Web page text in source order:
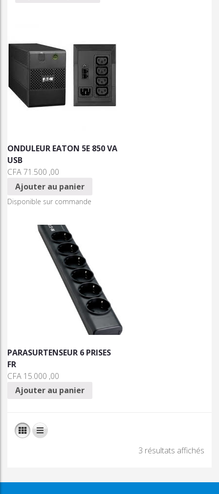
ONDULEUR EATON 5E 850 VA
USB
CFA71.500 ,00
Ajouter au panier
Disponible sur commande
PARASURTENSEUR 6 PRISES
FR
CFA 15.000 ,00
Ajouter au panier
3 résultats affichés